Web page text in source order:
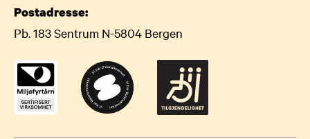
Postadresse:
Pb. 183 Sentrum N-5804 Bergen